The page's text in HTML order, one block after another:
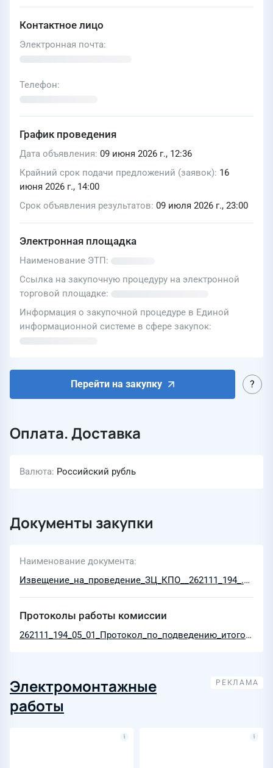
Контактное лицо
Электронная почта
Телефон
График проведения
Дата объявления 09 июня 2026 г., 12:36
Крайний срок подачи предложений (заявок) 16
июня 2026 г., 14:00
Срок объявления результатов 09 июля 2026 г., 23:00
Электронная площадка
Наименование ЭТП
Ссылка на закупочную процедуру на электронной
торговой площадке
Информация о закупочной процедуре в Единой
информационной системе в сфере закупок
Перейти на закупку
Оплата. Доставка
Валюта Российский рубль
Документы закупки
Наименование документа
Извещение_на_проведение_ЗЦ_КПО__262111_194_.zip
Протоколы работы комиссии
262111_194_05_01_Протокол_по_подведению_итогов_ЗЦ.pdf
Электромонтажные
работы